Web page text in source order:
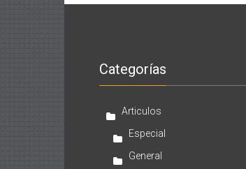
Categorías
Articulos
Especial
General